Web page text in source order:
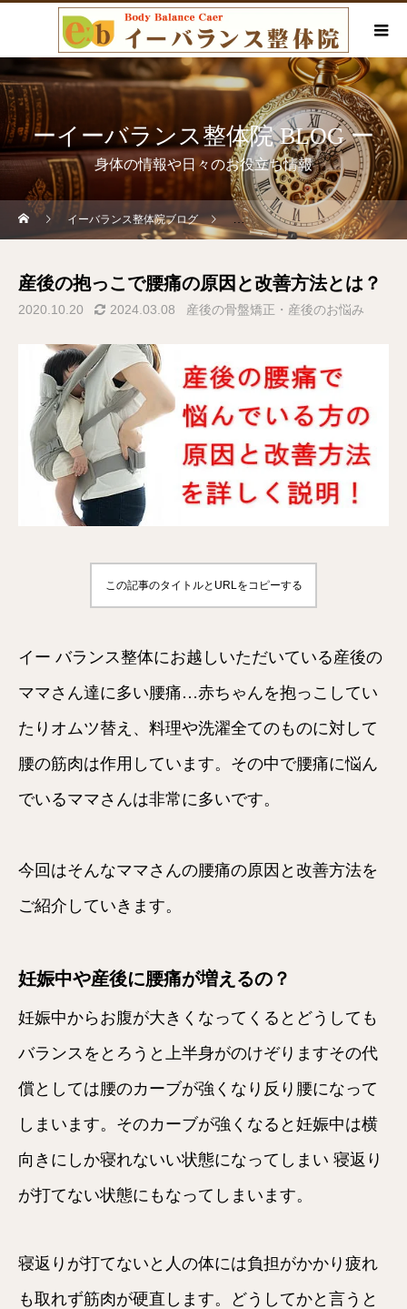
ーイーバランス整体院 BLOG ー
身体の情報や日々のお役立ち情報
イーバランス整体院ブログ 産後の骨盤矯正・産後のお悩み
産後の抱っこで腰痛の原因と改善方法とは？
2020.10.20 2024.03.08 産後の骨盤矯正・産後のお悩み
この記事のタイトルとURLをコピーする
イー バランス整体にお越しいただいている産後の
ママさん達に多い腰痛…赤ちゃんを抱っこしてい
たりオムツ替え、料理や洗濯全てのものに対して
腰の筋肉は作用しています。その中で腰痛に悩ん
でいるママさんは非常に多いです。
今回はそんなママさんの腰痛の原因と改善方法を
ご紹介していきます。
妊娠中や産後に腰痛が増えるの？
妊娠中からお腹が大きくなってくるとどうしても
バランスをとろうと上半身がのけぞりますその代
償としては腰のカーブが強くなり反り腰になって
しまいます。そのカーブが強くなると妊娠中は横
向きにしか寝れないい状態になってしまい 寝返り
が打てない状態にもなってしまいます。
寝返りが打てないと人の体には負担がかかり疲れ
も取れず筋肉が硬直します。どうしてかと言うと